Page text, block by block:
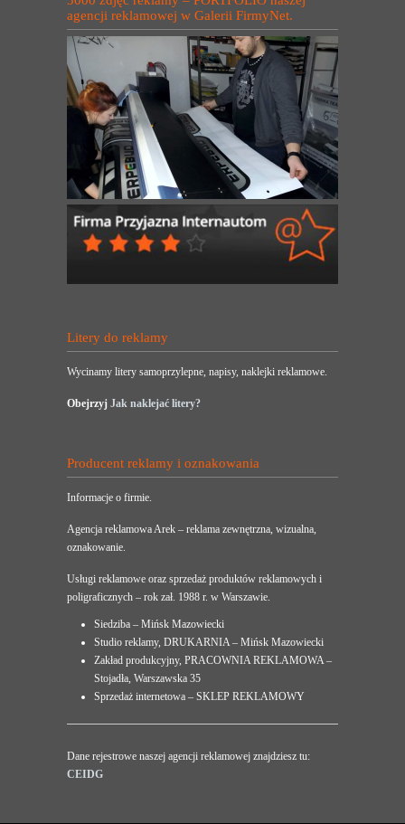
agencji reklamowej w Galerii FirmyNet.
Litery do reklamy
Wycinamy litery samoprzylepne, napisy, naklejki reklamowe.
Obejrzyj Jak naklejać litery?
Producent reklamy i oznakowania
Informacje o firmie.
Agencja reklamowa Arek – reklama zewnętrzna, wizualna,
oznakowanie.
Usługi reklamowe oraz sprzedaż produktów reklamowych i
poligraficznych – rok zał. 1988 r. w Warszawie.
Siedziba – Mińsk Mazowiecki
Studio reklamy, DRUKARNIA – Mińsk Mazowiecki
Zakład produkcyjny, PRACOWNIA REKLAMOWA –
Stojadła, Warszawska 35
Sprzedaż internetowa – SKLEP REKLAMOWY
Dane rejestrowe naszej agencji reklamowej znajdziesz tu:
CEIDG